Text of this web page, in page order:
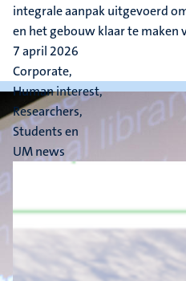
integrale aanpak uitgevoerd
en het gebouw klaar te maken
7 april 2026
Corporate,
Human interest,
Researchers,
Students en
UM news